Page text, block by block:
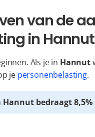
van de
in
Als je in Hannut
je personenbelasting.
Hannut bedraagt 8,5%